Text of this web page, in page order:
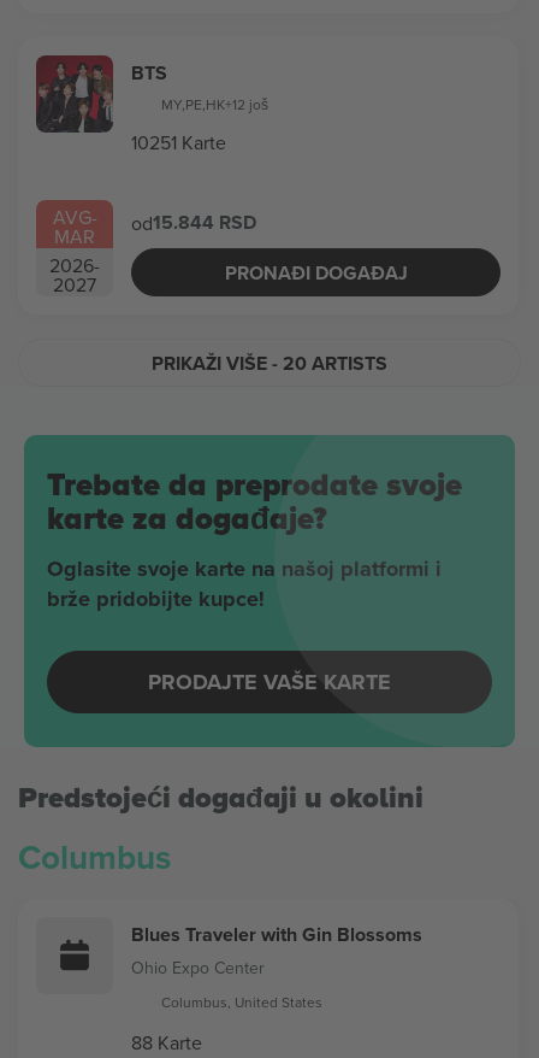
AVG-
MAR
2026-
2027
BTS
MY,PE,HK+12 još
10251 Karte
od15.844 RSD
PRONAĐI DOGAĐAJ
PRIKAŽI VIŠE- 20 ARTISTS
Trebate da preprodate svoje
karte za događaje?
Oglasite svoje karte na našoj platformi i
brže pridobijte kupce!
PRODAJTE VAŠE KARTE
Predstojeći događaji u okolini
Columbus
Blues Traveler with Gin Blossoms
Ohio Expo Center
Columbus, United States
88 Karte